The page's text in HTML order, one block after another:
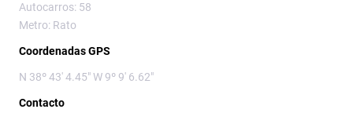
Autocarros: 58
Metro: Rato
Coordenadas GPS
N 38º 43' 4.45" W 9º 9' 6.62"
Contacto